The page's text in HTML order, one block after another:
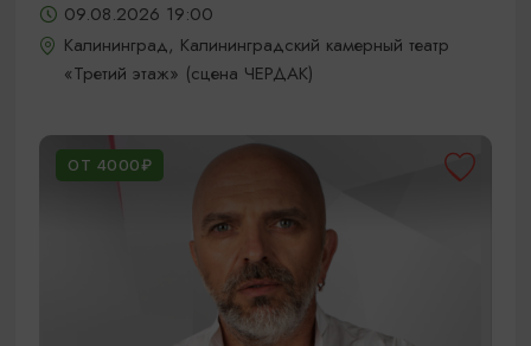
09.08.2026 19:00
Калининград, Калининградский камерный театр
«Третий этаж» (сцена ЧЕРДАК)
ОТ 4000₽